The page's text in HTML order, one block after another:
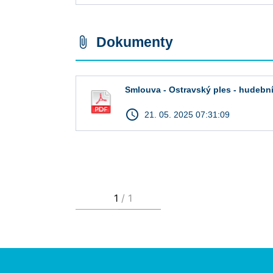
attach_file Dokumenty
Smlouva - Ostravský ples -
access_time 21. 05. 2025 07:31:09